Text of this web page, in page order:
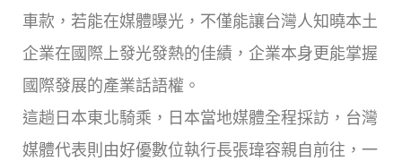
車款，若能在媒體曝光，不僅能讓台灣人知曉本土
企業在國際上發光發熱的佳績，企業本身更能掌握
國際發展的產業話語權。
這趟日本東北騎乘，日本當地媒體全程採訪，台灣
媒體代表則由好優數位執行長張瑋容親自前往，一